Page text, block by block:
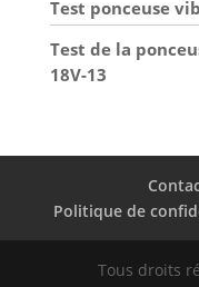
Test ponceuse
Test de la
18V-13
Politique de
Tous droits